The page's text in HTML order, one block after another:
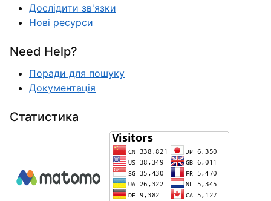
Дослідити зв'язки
Нові ресурси
Need Help?
Поради для пошуку
Документація
Статистика